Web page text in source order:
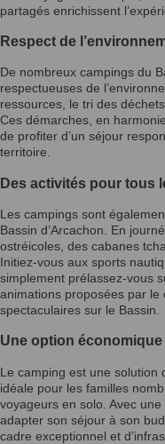
partagés enrichissent
Respect de
De nombreux campings du
respectueuses de
ressources, le tri des
Ces démarches, en
de profiter d’un séjour
territoire.
Des activités pour tous
Les campings sont
Bassin d’Arcachon. En
ostréicoles, des cabanes
Initiez-vous aux sports
simplement prélassez-vous
animations proposées par le
spectaculaires sur le Bassin.
Une option
Le camping est une solution
idéale pour les familles
voyageurs en solo. Avec
adapter son séjour à son
cadre exceptionnel et